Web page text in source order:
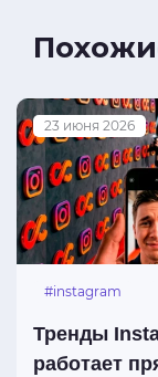
23 июня 2026
#instagram
Тренды
работает